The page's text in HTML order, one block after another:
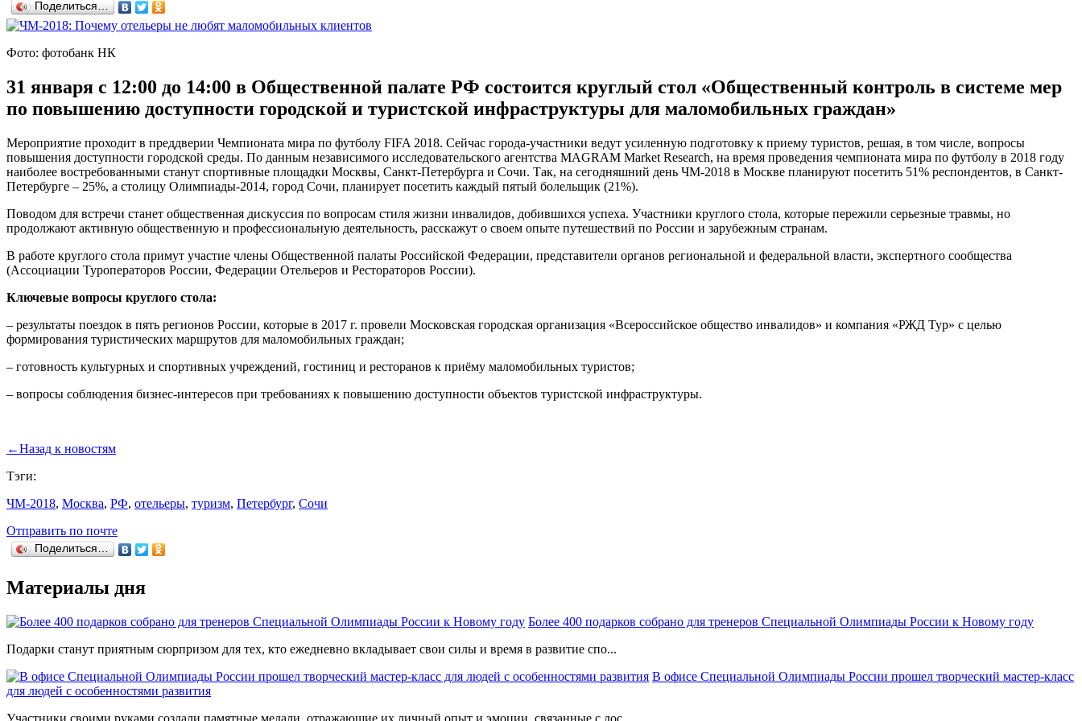
Поделиться…
Фото: фотобанк НК
31 января с 12:00 до 14:00 в Общественной палате РФ состоится круглый стол «Общественный контроль в системе мер
по повышению доступности городской и туристской инфраструктуры для маломобильных граждан»
Мероприятие проходит в преддверии Чемпионата мира по футболу FIFA 2018. Сейчас города-участники ведут усиленную подготовку к приему туристов, решая, в том числе, вопросы
повышения доступности городской среды. По данным независимого исследовательского агентства MAGRAM Market Research, на время проведения чемпионата мира по футболу в 2018 году
наиболее востребованными станут спортивные площадки Москвы, Санкт-Петербурга и Сочи. Так, на сегодняшний день ЧМ-2018 в Москве планируют посетить 51% респондентов, в Санкт-
Петербурге – 25%, а столицу Олимпиады-2014, город Сочи, планирует посетить каждый пятый болельщик (21%).
Поводом для встречи станет общественная дискуссия по вопросам стиля жизни инвалидов, добившихся успеха. Участники круглого стола, которые пережили серьезные травмы, но
продолжают активную общественную и профессиональную деятельность, расскажут о своем опыте путешествий по России и зарубежным странам.
В работе круглого стола примут участие члены Общественной палаты Российской Федерации, представители органов региональной и федеральной власти, экспертного сообщества
(Ассоциации Туроператоров России, Федерации Отельеров и Рестораторов России).
Ключевые вопросы круглого стола:
– результаты поездок в пять регионов России, которые в 2017 г. провели Московская городская организация «Всероссийское общество инвалидов» и компания «РЖД Тур» с целью
формирования туристических маршрутов для маломобильных граждан;
– готовность культурных и спортивных учреждений, гостиниц и ресторанов к приёму маломобильных туристов;
– вопросы соблюдения бизнес-интересов при требованиях к повышению доступности объектов туристской инфраструктуры.
←Назад к новостям
Тэги:
ЧМ-2018, Москва, РФ, отельеры, туризм, Петербург, Сочи
Отправить по почте
Поделиться…
Материалы дня
Более 400 подарков собрано для тренеров Специальной Олимпиады России к Новому году
Подарки станут приятным сюрпризом для тех, кто ежедневно вкладывает свои силы и время в развитие спо...
В офисе Специальной Олимпиады России прошел творческий мастер-класс
для людей с особенностями развития
Участники своими руками создали памятные медали, отражающие их личный опыт и эмоции, связанные с дос...